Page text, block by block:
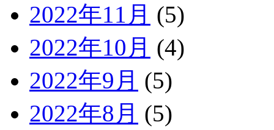
2022年11月 (5)
2022年10月 (4)
2022年9月 (5)
2022年8月 (5)